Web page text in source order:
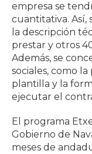
empresa se
cuantitativa. Así,
la descripción
prestar y otros
Además, se
sociales, como
plantilla y la
ejecutar el
El programa
Gobierno de
meses de